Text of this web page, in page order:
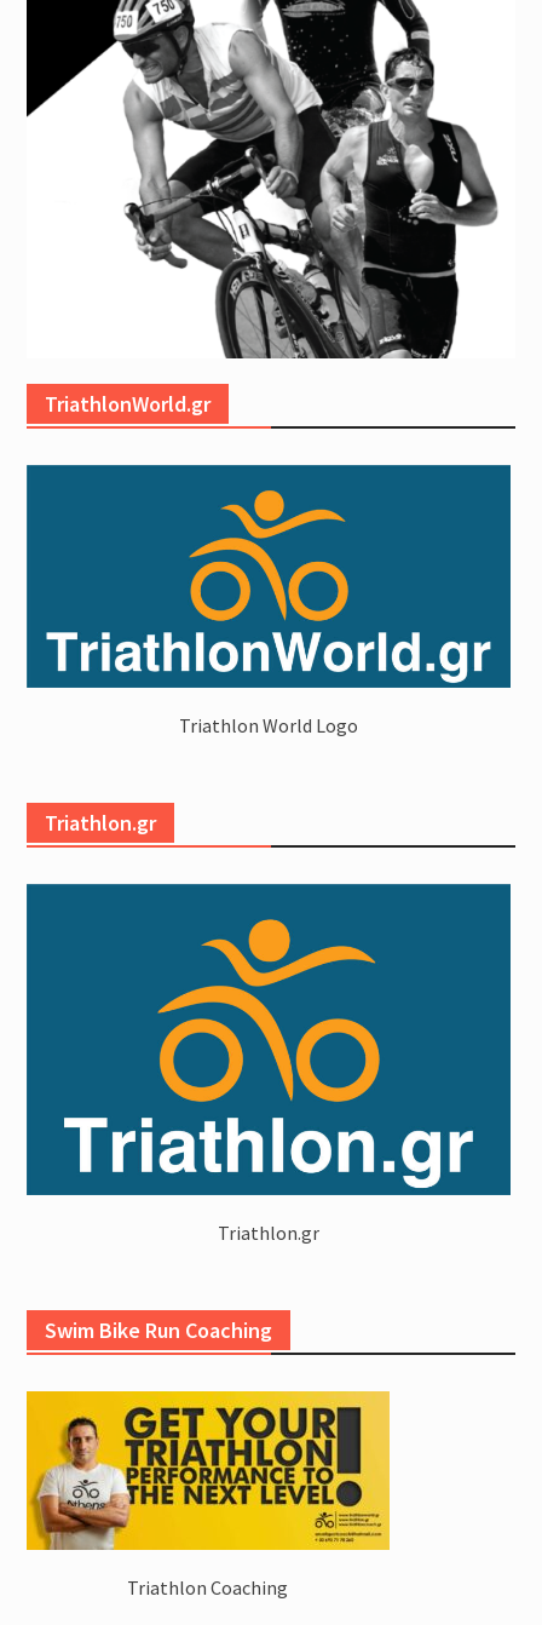
TriathlonWorld.gr
Triathlon World Logo
Triathlon.gr
Triathlon.gr
Swim Bike Run Coaching
Triathlon Coaching